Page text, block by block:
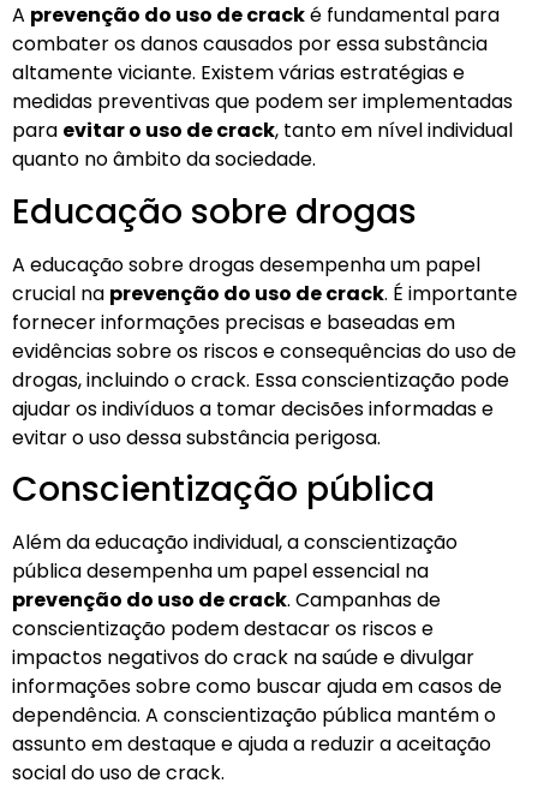
A prevenção do uso de cracké fundamental para
combater os danos causados por essa substância
altamente viciante. Existem várias estratégias e
medidas preventivas que podem ser implementadas
para evitar o uso de crack, tanto em nível individual
quanto no âmbito da sociedade.
Educação sobre drogas
A educação sobre drogas desempenha um papel
crucial na prevenção do uso de crack. É importante
fornecer informações precisas e baseadas em
evidências sobre os riscos e consequências do uso de
drogas, incluindo o crack. Essa conscientização pode
ajudar os indivíduos a tomar decisões informadas e
evitar o uso dessa substância perigosa.
Conscientização pública
Além da educação individual, a conscientização
pública desempenha um papel essencial na
prevenção do uso de crack. Campanhas de
conscientização podem destacar os riscos e
impactos negativos do crack na saúde e divulgar
informações sobre como buscar ajuda em casos de
dependência. A conscientização pública mantém o
assunto em destaque e ajuda a reduzir a aceitação
social do uso de crack.